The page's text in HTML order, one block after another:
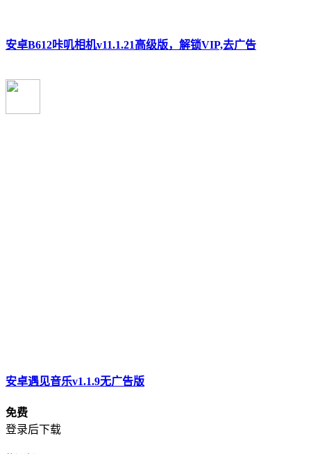
安卓B612咔叽相机v11.1.21高级版，解锁VIP,去广告
安卓遇见音乐v1.1.9无广告版
免费
登录后下载